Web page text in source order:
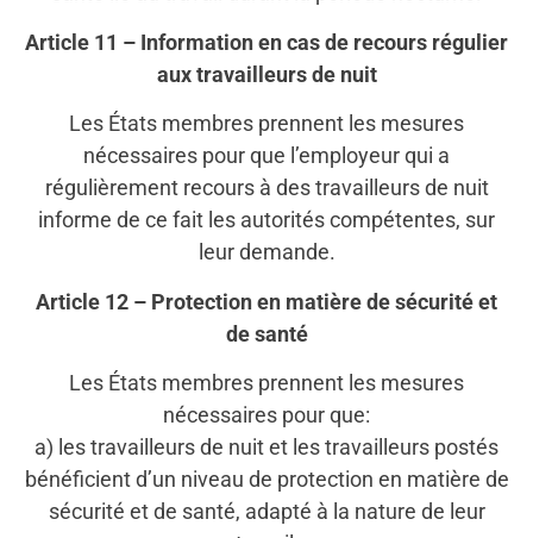
Article 11 – Information en cas de recours régulier
aux travailleurs de nuit
Les États membres prennent les mesures
nécessaires pour que l’employeur qui a
régulièrement recours à des travailleurs de nuit
informe de ce fait les autorités compétentes, sur
leur demande.
Article 12 – Protection en matière de sécurité et
de santé
Les États membres prennent les mesures
nécessaires pour que:
a) les travailleurs de nuit et les travailleurs postés
bénéficient d’un niveau de protection en matière de
sécurité et de santé, adapté à la nature de leur